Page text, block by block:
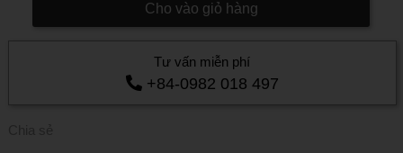
Cho vào giỏ hàng
Tư vấn miễn phí
+84-0982 018 497